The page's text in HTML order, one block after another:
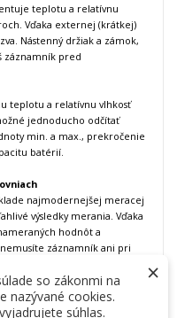
teplotu a relatívnu
Vďaka externej (krátkej)
Nástenný držiak a zámok,
záznamník pred
teplotu a relatívnu vlhkosť
jednoducho odčítať
min. a max., prekročenie
batérií.
najmodernejšej meracej
výsledky merania. Vďaka
hodnôt a
záznamník ani pri
sám vymeniť.
teploty a vlhkosti
×
so zákonmi na
nazývané cookies.
súhlas.